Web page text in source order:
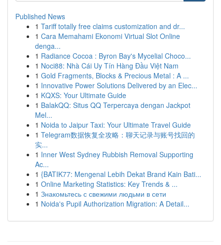
Published News
1 Tariff totally free claims customization and dr...
1 Cara Memahami Ekonomi Virtual Slot Online
denga...
1 Radiance Cocoa : Byron Bay's Mycelial Choco...
1 Noci88: Nhà Cái Uy Tín Hàng Đầu Việt Nam
1 Gold Fragments, Blocks & Precious Metal : A ...
1 Innovative Power Solutions Delivered by an Elec...
1 KQXS: Your Ultimate Guide
1 BalakQQ: Situs QQ Terpercaya dengan Jackpot
Mel...
1 Noida to Jaipur Taxi: Your Ultimate Travel Guide
1 Telegram数据恢复全攻略：聊天记录与账号找回的
实...
1 Inner West Sydney Rubbish Removal Supporting
Ac...
1 {BATIK77: Mengenal Lebih Dekat Brand Kain Bati...
1 Online Marketing Statistics: Key Trends & ...
1 Знакомьтесь с свежими людьми в сети
1 Noida's Pupil Authorization Migration: A Detail...